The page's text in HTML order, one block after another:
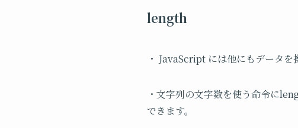
length
・ JavaScript には他にもデータを
・文字列の文字数を使う命令に
できます。